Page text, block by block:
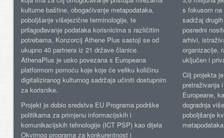
kulturne baštine, obogaćivanje metapodataka,
poboljšanje višejezične terminologije, te
prilagođavanje podataka korisnicima s različitim
potrebama. Konzorcij Athene Plus sastoji se od
ukupno 40 partnera iz 21 države članice.
AthenaPlus je usko povezana s Europeana
platformom pomoću koje koje će veliku količinu
digitaliziranog kulturnog sadržaja učiniti dostupnim
za korisnike.
Projekt je dobio sredstva EU Programa podrške
politikama za primjenu informacijskih i
komunikacijskih tehnologije (ICT PSP) kao dijela
Okvirnog programa za konkurentnost i
s fokusom
sadržaj
posredni
arhivi,
organizacije,
uključen i
Cilj projekta
pretraživanja
Europeane,
dogradnja
poboljšanje